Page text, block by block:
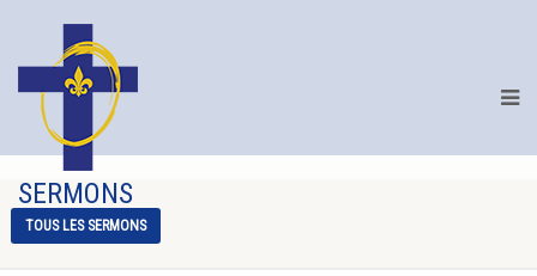
SERMONS
TOUS LES SERMONS